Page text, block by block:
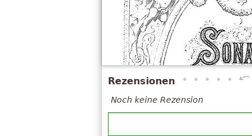
Rezensionen
Noch keine Rezension